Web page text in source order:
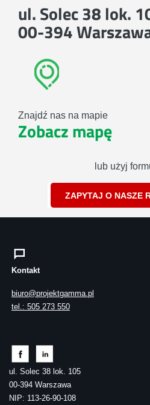
ul. Solec 38 lok.
00-394
Znajdź nas na mapie
Zobacz mapę
lub użyj
ZAPYTAJ O NASZE
Kontakt
biuro@projektgamma.pl
tel.: 505 273 550
ul. Solec 38 lok. 105
00-394 Warszawa
NIP: 113-26-90-108